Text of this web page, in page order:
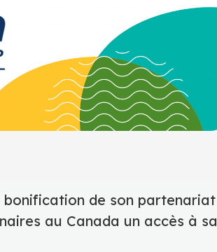
bonification de son partenariat
au Canada un accès à sa